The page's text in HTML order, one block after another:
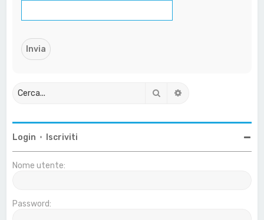
Cerca
Login • Iscriviti
Nome utente:
Password: